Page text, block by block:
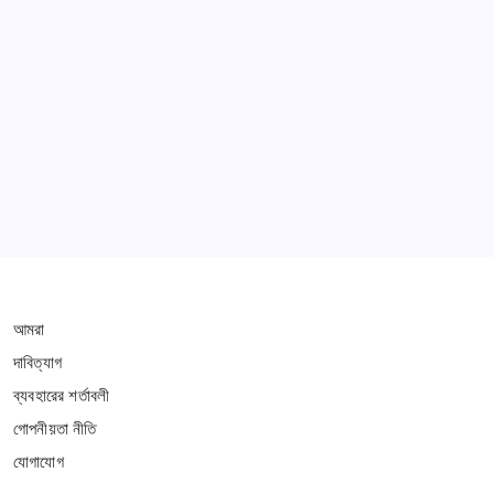
আমরা
দাবিত্যাগ
ব্যবহারের শর্তাবলী
গোপনীয়তা নীতি
যোগাযোগ